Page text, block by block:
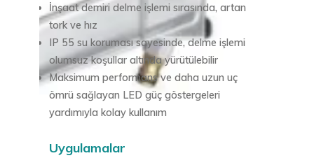
İnşaat demiri delme işlemi sırasında, artan
tork ve hız
IP 55 su koruması sayesinde, delme işlemi
olumsuz koşullar altında yürütülebilir
Maksimum performans ve daha uzun uç
ömrü sağlayan LED güç göstergeleri
yardımıyla kolay kullanım
Uygulamalar